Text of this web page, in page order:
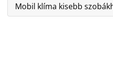
Mobil klíma kisebb